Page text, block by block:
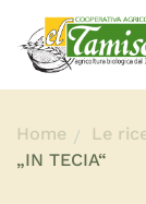
Home Le
„IN TECIA“